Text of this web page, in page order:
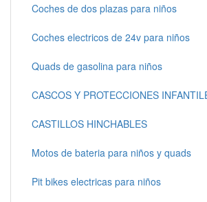
Coches de dos plazas para niños
Coches electricos de 24v para niños
Quads de gasolina para niños
CASCOS Y PROTECCIONES
CASTILLOS HINCHABLES
Motos de bateria para niños y quads
Pit bikes electricas para niños